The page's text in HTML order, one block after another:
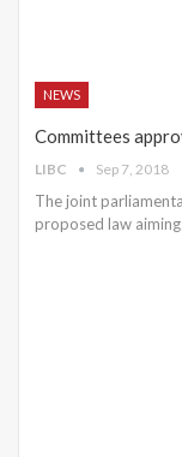
NEWS
Committees
LIBC Sep 7, 2018
The joint
proposed law